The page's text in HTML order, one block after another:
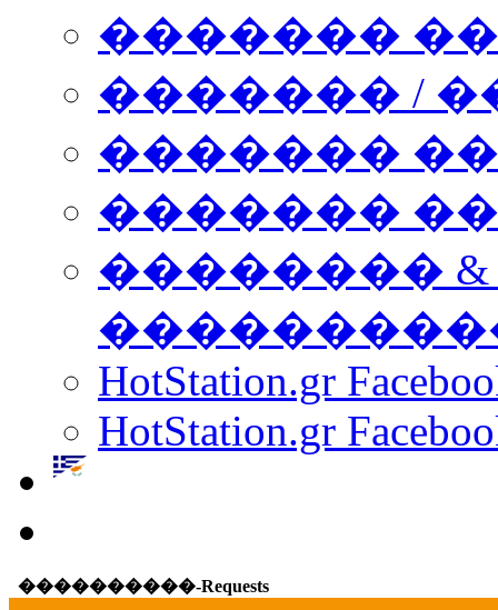
�������
������� /
�������
������� ���
��������
HotStation.gr
HotStation.gr
����������-Requests